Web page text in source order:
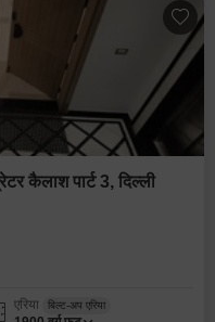
कैलाश पार्ट 3, दिल्ली
एरिया बिल्ट-अप एरिया